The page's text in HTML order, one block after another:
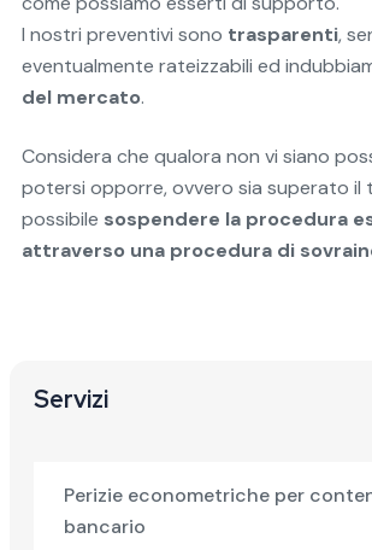
I nostri preventivi sono trasparenti,
eventualmente rateizzabili ed
del mercato.
Considera che qualora non vi siano
potersi opporre, ovvero sia superato il
possibile sospendere la procedura
attraverso una procedura di
Servizi
Perizie econometriche per
bancario